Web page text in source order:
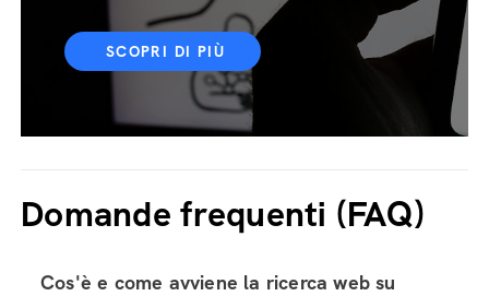
SCOPRI DI PIÙ
Domande frequenti (FAQ)
Cos'è e come avviene la ricerca web su